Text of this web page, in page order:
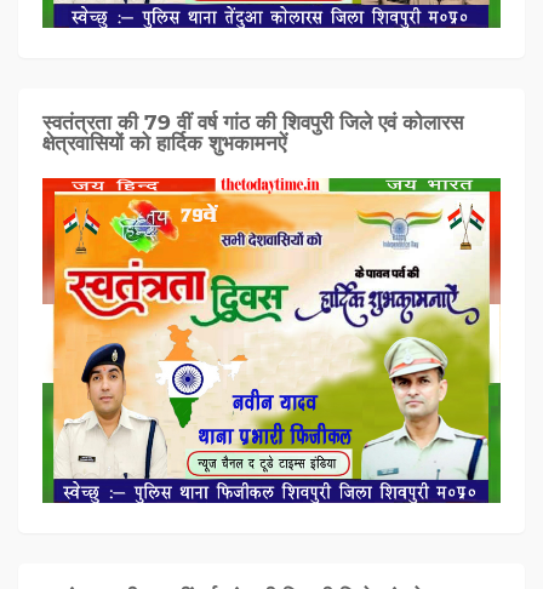
स्वतंत्रता की 79 वीं वर्ष गांठ की शिवपुरी जिले एवं कोलारस
क्षेत्रवासियों को हार्दिक शुभकामनऐं